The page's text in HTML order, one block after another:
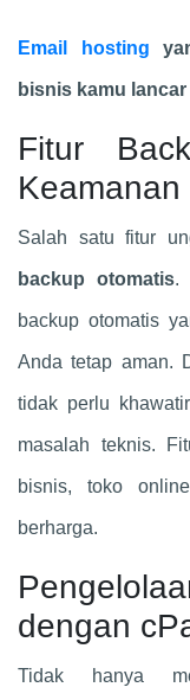
Email hosting
bisnis kamu
Fitur
Keamanan
Salah satu fitur
backup otomatis.
backup otomatis
Anda tetap aman.
tidak perlu
masalah teknis.
bisnis, toko
berharga.
dengan
Tidak hanya